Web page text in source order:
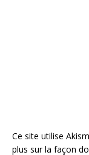
Ce site utilise
plus sur la façon